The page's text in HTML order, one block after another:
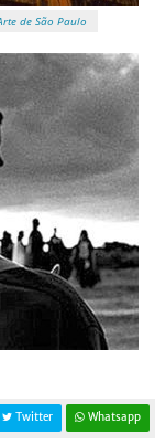
de São Paulo
Twitter Whatsapp